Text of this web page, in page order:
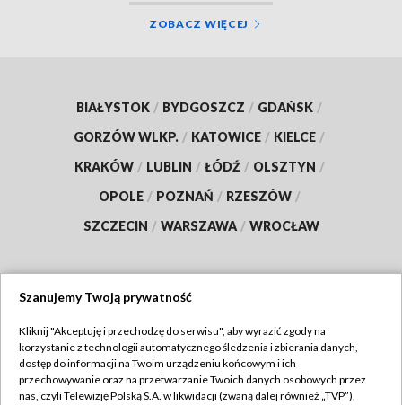
ZOBACZ WIĘCEJ
BIAŁYSTOK / BYDGOSZCZ / GDAŃSK /
GORZÓW WLKP. / KATOWICE / KIELCE /
KRAKÓW / LUBLIN / ŁÓDŹ / OLSZTYN /
OPOLE / POZNAŃ / RZESZÓW /
SZCZECIN / WARSZAWA / WROCŁAW
TVP
Abonament TVP
Regulamin TVP
Szanujemy Twoją prywatność
Kliknij "Akceptuję i przechodzę do serwisu", aby wyrazić zgody na
korzystanie z technologii automatycznego śledzenia i zbierania danych,
dostęp do informacji na Twoim urządzeniu końcowym i ich
przechowywanie oraz na przetwarzanie Twoich danych osobowych przez
nas, czyli Telewizję Polską S.A. w likwidacji (zwaną dalej również „TVP”),